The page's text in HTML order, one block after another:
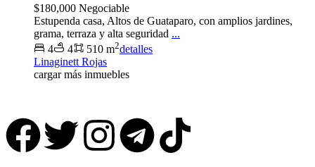
$180,000 Negociable
Estupenda casa, Altos de Guataparo, con amplios jardines,
grama, terraza y alta seguridad ...
4
4 510 m2detalles
Linaginett Rojas
cargar más inmuebles